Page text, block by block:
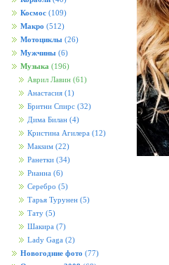
Космос (109)
Макро (512)
Мотоциклы (26)
Мужчины (6)
Музыка (196)
Аврил Лавин (61)
Анастасия (1)
Бритни Спирс (32)
Дима Билан (4)
Кристина Агилера (12)
Макsим (22)
Ранетки (34)
Рианна (6)
Серебро (5)
Тарья Турунен (5)
Тату (5)
Шакира (7)
Lady Gaga (2)
Новогодние фото (77)